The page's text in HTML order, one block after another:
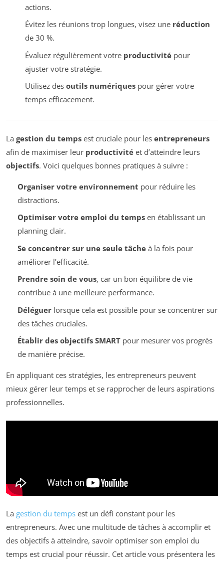
actions.
Évitez les réunions trop longues, visez une réduction
de 30 %.
Évaluez régulièrement votre productivitépour
ajuster votre stratégie.
Utilisez des outils numériquespour gérer votre
temps efficacement.
La gestion du temps est cruciale pour les entrepreneurs
afin de maximiser leur productivité et d’atteindre leurs
objectifs. Voici quelques bonnes pratiques à suivre :
Organiser votre environnement pour réduire les
distractions.
Optimiser votre emploi du tempsen établissant un
planning clair.
Se concentrer sur une seule tâcheà la fois pour
améliorer l’efficacité.
Prendre soin de vous, car un bon équilibre de vie
contribue à une meilleure performance.
Déléguerlorsque cela est possible pour se concentrer sur
des tâches cruciales.
Établir des objectifs SMARTpour mesurer vos progrès
de manière précise.
En appliquant ces stratégies, les entrepreneurs peuvent
mieux gérer leur temps et se rapprocher de leurs aspirations
professionnelles.
La gestion du temps est un défi constant pour les
entrepreneurs. Avec une multitude de tâches à accomplir et
des objectifs à atteindre, savoir optimiser son emploi du
temps est crucial pour réussir. Cet article vous présentera les